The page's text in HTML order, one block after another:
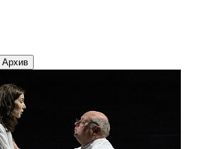
Архив